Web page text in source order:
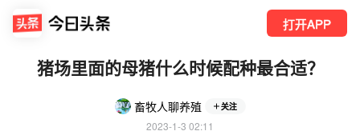
打开APP
猪场里面的母猪什么时候配种最合适？
畜牧人聊养殖 关注
2023-1-3 02:11